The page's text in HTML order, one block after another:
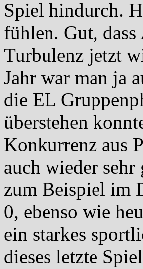
Spiel hindurch.
fühlen. Gut,
Turbulenz jetzt
Jahr war man ja
die EL
überstehen
Konkurrenz aus
auch wieder
zum Beispiel im
0, ebenso wie
ein starkes
dieses letzte